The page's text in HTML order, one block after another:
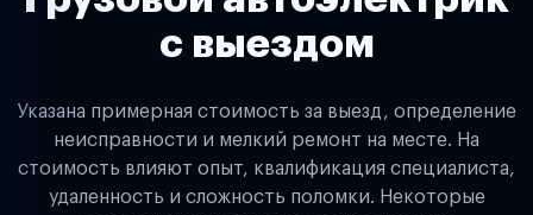
с выездом
Указана примерная стоимость за выезд, определение
неисправности и мелкий ремонт на месте. На
стоимость влияют опыт, квалификация специалиста,
удаленность и сложность поломки. Некоторые